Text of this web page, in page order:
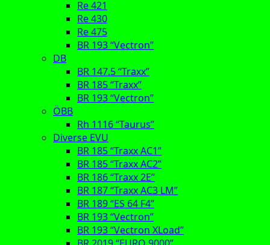
Re 421
Re 430
Re 475
BR 193 “Vectron”
DB
BR 147.5 “Traxx”
BR 185 “Traxx”
BR 193 “Vectron”
ÖBB
Rh 1116 “Taurus”
Diverse EVU
BR 185 “Traxx AC1”
BR 185 “Traxx AC2”
BR 186 “Traxx 2E”
BR 187 “Traxx AC3 LM”
BR 189 “ES 64 F4”
BR 193 “Vectron”
BR 193 “Vectron XLoad”